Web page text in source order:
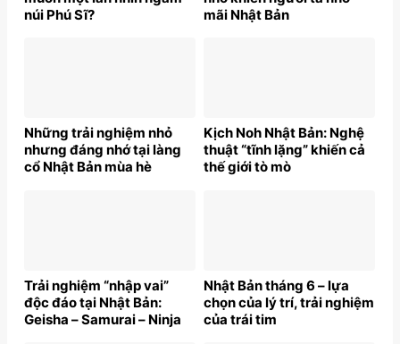
núi Phú Sĩ?
mãi Nhật Bản
Những trải nghiệm nhỏ
nhưng đáng nhớ tại làng
cổ Nhật Bản mùa hè
Kịch Noh Nhật Bản: Nghệ
thuật “tĩnh lặng” khiến cả
thế giới tò mò
Trải nghiệm “nhập vai”
độc đáo tại Nhật Bản:
Geisha – Samurai – Ninja
Nhật Bản tháng 6 – lựa
chọn của lý trí, trải nghiệm
của trái tim